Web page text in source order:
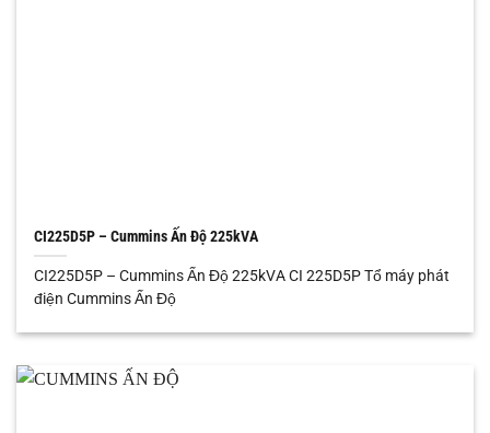
CI225D5P – Cummins Ấn Độ 225kVA
CI225D5P – Cummins Ấn Độ 225kVA CI 225D5P Tổ máy phát
điện Cummins Ấn Độ